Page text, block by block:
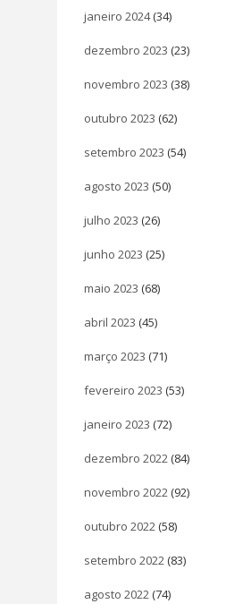
janeiro 2024(34)
dezembro 2023 (23)
novembro 2023 (38)
outubro 2023 (62)
setembro 2023 (54)
agosto 2023 (50)
julho 2023 (26)
junho 2023 (25)
maio 2023 (68)
abril 2023 (45)
março 2023 (71)
fevereiro 2023 (53)
janeiro 2023 (72)
dezembro 2022 (84)
novembro 2022 (92)
outubro 2022 (58)
setembro 2022 (83)
agosto 2022 (74)